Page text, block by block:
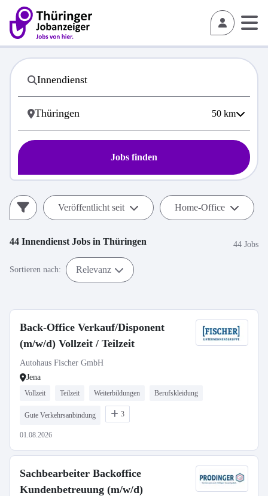
50 km
Jobs finden
Veröffentlicht seit Home-Office
44 Innendienst Jobs in Thüringen 44 Jobs
Sortieren nach: Relevanz
Back-Office Verkauf/Disponent
(m/w/d) Vollzeit / Teilzeit
Autohaus Fischer GmbH
Jena
Vollzeit Teilzeit Weiterbildungen Berufskleidung
Gute Verkehrsanbindung 3
01.08.2026
Sachbearbeiter Backoffice
Kundenbetreuung (m/w/d)